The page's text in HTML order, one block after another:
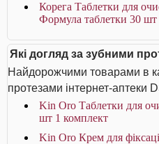
Корега Таблетки для
Формула таблетки 30 шт
Які догляд за зубними
Найдорожчими товарами в
протезами інтернет-аптеки
Kin Oro Таблетки для
шт 1 комплект
Kin Oro Крем для